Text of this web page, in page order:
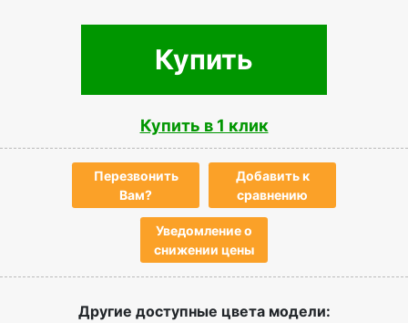
Купить
Купить в 1 клик
Перезвонить
Вам?
Добавить к
сравнению
Уведомление о
снижении цены
Другие доступные цвета модели: